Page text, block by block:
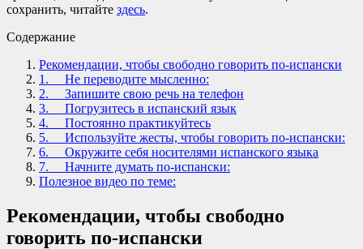
сохранить, читайте здесь.
Содержание
Рекомендации, чтобы свободно говорить по-испански
1. Не переводите мысленно:
2. Запишите свою речь на телефон
3. Погрузитесь в испанский язык
4. Постоянно практикуйтесь
5. Используйте жесты, чтобы говорить по-испански:
6. Окружите себя носителями испанского языка
7. Начните думать по-испански:
Полезное видео по теме:
Рекомендации, чтобы свободно
говорить по-испански